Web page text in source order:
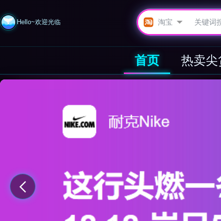
Hello~欢迎光临
首页 热卖尖
